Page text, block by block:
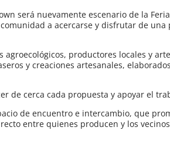
será nuevamente escenario de la
a acercarse y disfrutar de
productores locales y
y creaciones artesanales,
de cerca cada propuesta y apoyar el
de encuentro e intercambio, que
entre quienes producen y los